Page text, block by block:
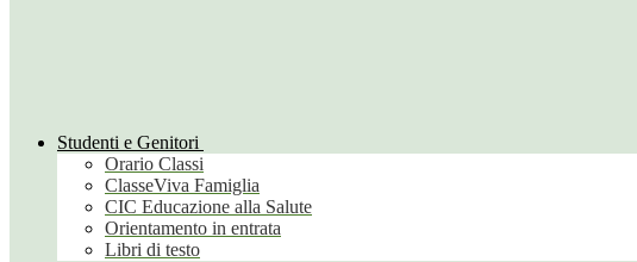
Studenti e Genitori
Orario Classi
ClasseViva Famiglia
CIC Educazione alla Salute
Orientamento in entrata
Libri di testo